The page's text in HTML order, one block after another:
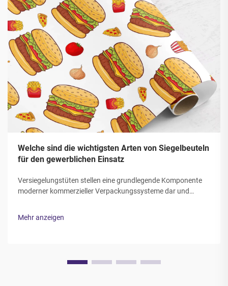
Welche sind die wichtigsten Arten von Siegelbeuteln
für den gewerblichen Einsatz
Versiegelungstüten stellen eine grundlegende Komponente
moderner kommerzieller Verpackungssysteme dar und
speziellen Behälter bieten einen entscheidenden Schutz vor
Mehr anzeigen